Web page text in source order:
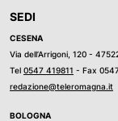
SEDI
CESENA
Via dell’Arrigoni, 120 -
Tel 0547 419811 - Fax
redazione@teleromagna.it
BOLOGNA